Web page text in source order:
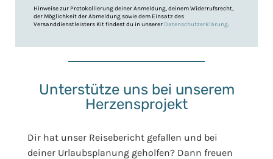
Hinweise zur Protokollierung deiner Anmeldung, deinem Widerrufsrecht,
der Möglichkeit der Abmeldung sowie dem Einsatz des
Versanddienstleisters Kit findest du in unserer Datenschutzerklärung.
Unterstütze uns bei unserem
Herzensprojekt
Dir hat unser Reisebericht gefallen und bei
deiner Urlaubsplanung geholfen? Dann freuen